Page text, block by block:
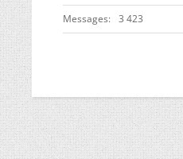
Messages 3 423